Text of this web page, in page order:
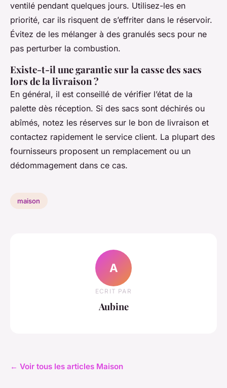
ventilé pendant quelques jours. Utilisez-les en
priorité, car ils risquent de s’effriter dans le réservoir.
Évitez de les mélanger à des granulés secs pour ne
pas perturber la combustion.
Existe-t-il une garantie sur la casse des sacs
lors de la livraison ?
En général, il est conseillé de vérifier l’état de la
palette dès réception. Si des sacs sont déchirés ou
abîmés, notez les réserves sur le bon de livraison et
contactez rapidement le service client. La plupart des
fournisseurs proposent un remplacement ou un
dédommagement dans ce cas.
maison
A
ECRIT PAR
Aubine
← Voir tous les articles Maison